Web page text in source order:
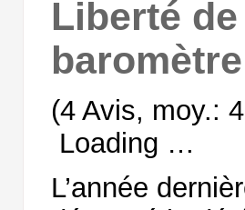
Liberté
(4 Avis, moy.:
Loading …
L’année